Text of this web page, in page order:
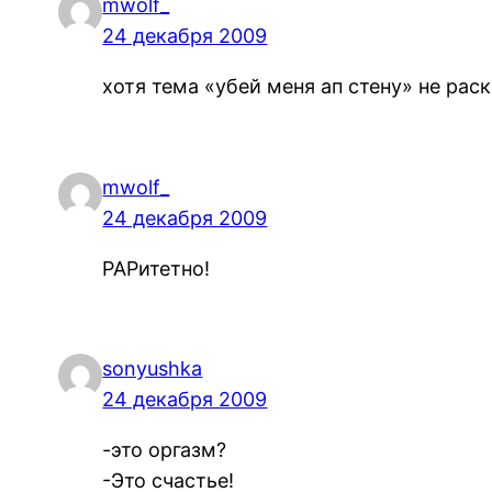
mwolf_
24 декабря 2009
хотя тема «убей меня ап стену» не
mwolf_
24 декабря 2009
РАРитетно!
sonyushka
24 декабря 2009
-это оргазм?
-Это счастье!